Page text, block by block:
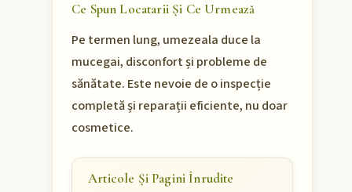
Ce Spun Locatarii Și Ce Urmează
Pe termen lung, umezeala duce la
mucegai, disconfort și probleme de
sănătate. Este nevoie de o inspecție
completă și reparații eficiente, nu doar
cosmetice.
Articole Și Pagini Înrudite